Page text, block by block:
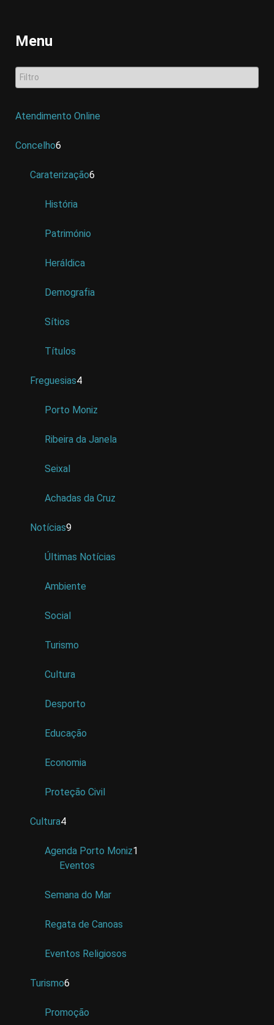
Menu
Atendimento Online
Concelho6
Caraterização6
História
Património
Heráldica
Demografia
Sítios
Títulos
Freguesias4
Porto Moniz
Ribeira da Janela
Seixal
Achadas da Cruz
Notícias9
Últimas Notícias
Ambiente
Social
Turismo
Cultura
Desporto
Educação
Economia
Proteção Civil
Cultura4
Agenda Porto Moniz1
Eventos
Semana do Mar
Regata de Canoas
Eventos Religiosos
Turismo6
Promoção